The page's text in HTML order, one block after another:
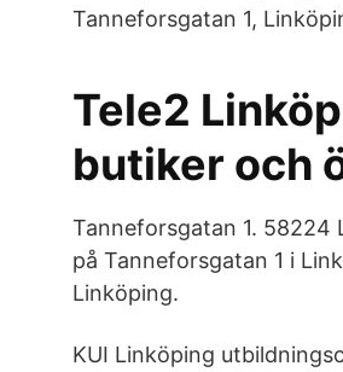
Tanneforsgatan 1,
Tele2
butiker och
Tanneforsgatan 1. 58224
på Tanneforsgatan 1 i
Linköping.
KUI Linköping